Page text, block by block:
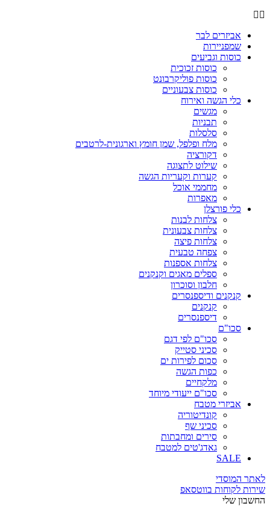
אביזרים לבר
שמפניירות
כוסות וגביעים
כוסות זכוכית
כוסות פוליקרבונט
כוסות צבעוניים
כלי הגשה ואירוח
מגשים
תבניות
סלסלות
מלח ופלפל, שמן חומץ וארגונית-לרטבים
דקורציה
שילוט לתצוגה
קערות וקעריות הגשה
מחממי אוכל
מאפרות
כלי פורצלן
צלחות לבנות
צלחות צבעונית
צלחות פיצה
צפחה טבעית
צלחות אספנות
ספלים מאגים וקנקנים
חלבון וסוכרון
קנקנים ודיספנסרים
קנקנים
דיספנסרים
סכו"ם
סכו"ם לפי דגם
סכיני סטייק
סכום לפירות ים
כפות הגשה
מלקחיים
סכו"ם ייעודי מיוחד
אביזרי מטבח
קונדיטוריה
סכיני שף
סירים ומחבתות
גאדג'טים למטבח
SALE
לאתר המוסדי
שירות לקוחות בווטסאפ
החשבון שלי